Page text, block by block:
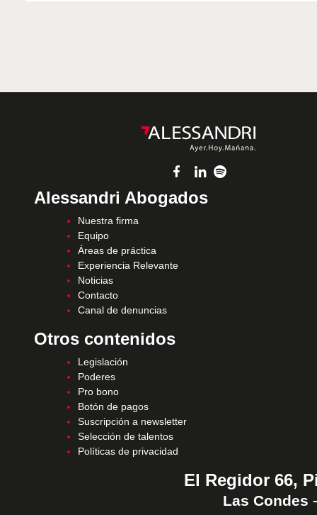
Alessandri Abogados
Nuestra firma
Equipo
Áreas de práctica
Experiencia Relevante
Noticias
Contacto
Canal de denuncias
Otros contenidos
Legislación
Poderes
Pro bono
Botón de pagos
Suscripción a newsletter
Selección de talentos
Políticas de privacidad
El Regidor 66,
Las Condes